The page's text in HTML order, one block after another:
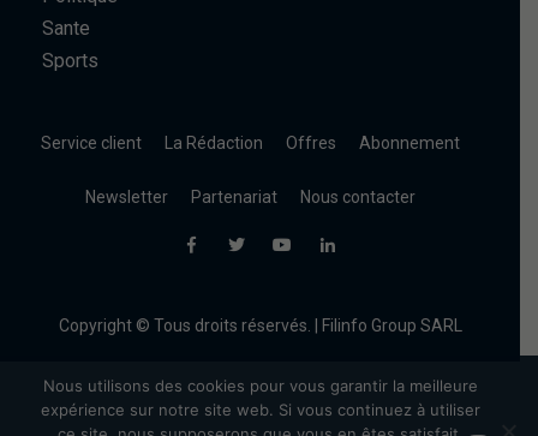
Sante
Sports
Service client La Rédaction Offres Abonnement
Newsletter Partenariat Nous contacter
Copyright © Tous droits réservés. | Filinfo Group SARL
Nous utilisons des cookies pour vous garantir la meilleure
expérience sur notre site web. Si vous continuez à utiliser